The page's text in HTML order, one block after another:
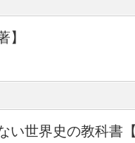
】
い世界史の教科書